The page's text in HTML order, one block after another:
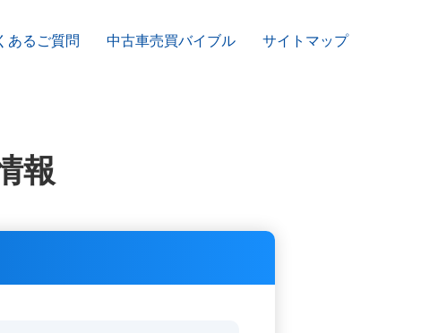
あるご質問 中古車売買バイブル サイトマップ
報